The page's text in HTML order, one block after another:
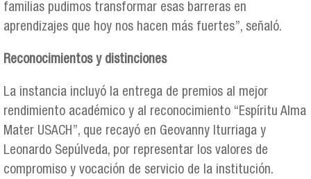
familias pudimos transformar esas barreras en
aprendizajes que hoy nos hacen más fuertes”, señaló.
Reconocimientos y distinciones
La instancia incluyó la entrega de premios al mejor
rendimiento académico y al reconocimiento “Espíritu Alma
Mater USACH”, que recayó en Geovanny Iturriaga y
Leonardo Sepúlveda, por representar los valores de
compromiso y vocación de servicio de la institución.